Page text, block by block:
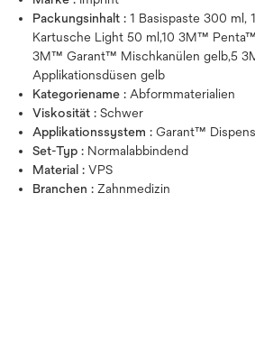
Packungsinhalt : 1 Basispaste 300 ml,
Kartusche Light 50 ml,10 3M™
3M™ Garant™ Mischkanülen gelb,5
Applikationsdüsen gelb
Kategoriename : Abformmaterialien
Viskosität : Schwer
Applikationssystem : Garant™
Set-Typ : Normalabbindend
Material : VPS
Branchen : Zahnmedizin